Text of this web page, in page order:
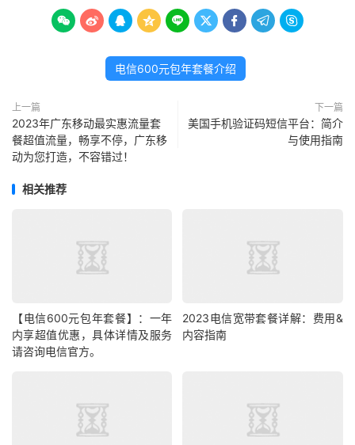
        
电信600元包年套餐介绍
上一篇
2023年广东移动最实惠流量套
餐超值流量，畅享不停，广东移
动为您打造，不容错过！
下一篇
美国手机验证码短信平台：简介
与使用指南
相关推荐
【电信600元包年套餐】：一年
内享超值优惠，具体详情及服务
请咨询电信官方。
2023电信宽带套餐详解：费用&
内容指南